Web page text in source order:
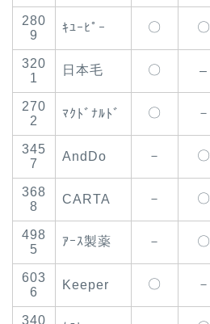
280
9
ｷﾕｰﾋﾟｰ 〇 〇
320
1
日本毛 〇 –
270
2
ﾏｸﾄﾞﾅﾙﾄﾞ 〇 －
345
7
AndDo － 〇
368
8
CARTA － 〇
498
5
ｱｰｽ製薬 － 〇
603
6
Keeper 〇 －
340